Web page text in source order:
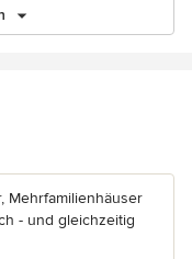
Mehrfamilienhäuser
- und gleichzeitig